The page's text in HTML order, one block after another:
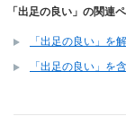
「出足の良い」の関連
「出足の良い」を
「出足の良い」を